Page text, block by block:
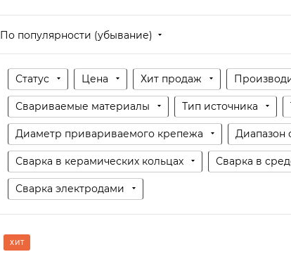
По популярности (убывание)
Статус Цена Хит продаж
Свариваемые материалы Тип источника
Диаметр привариваемого крепежа Диапазон
Сварка в керамических кольцах Сварка в
Сварка электродами
ХИТ